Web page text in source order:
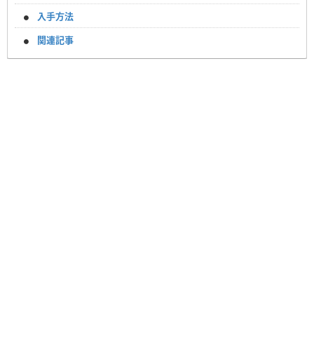
入手方法
関連記事